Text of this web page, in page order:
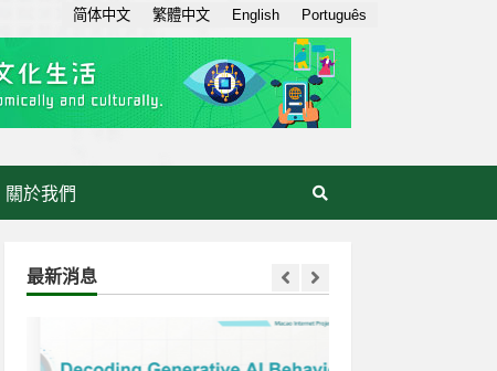
關於我們
最新消息
简体中文 繁體中文 English Português